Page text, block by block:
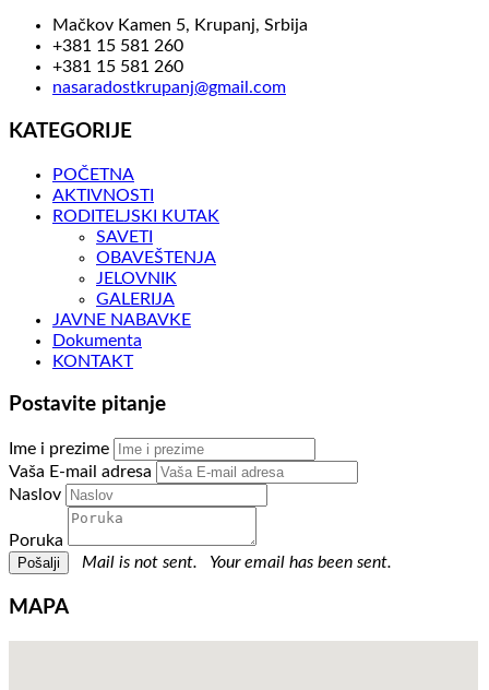
Mačkov Kamen 5, Krupanj, Srbija
+381 15 581 260
+381 15 581 260
nasaradostkrupanj@gmail.com
KATEGORIJE
POČETNA
AKTIVNOSTI
RODITELJSKI KUTAK
SAVETI
OBAVEŠTENJA
JELOVNIK
GALERIJA
JAVNE NABAVKE
Dokumenta
KONTAKT
Postavite pitanje
Ime i prezime
Vaša E-mail adresa
Naslov
Poruka
Mail is not sent.
Your email has been sent.
MAPA